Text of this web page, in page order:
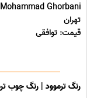
Mohammad Ghorbani
تهران
قیمت: توافقی
رنگ ترموود | رنگ چوب